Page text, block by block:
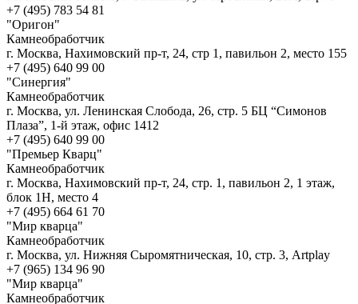
+7 (495) 783 54 81
"Оригон"
Камнеобработчик
г. Москва, Нахимовский пр-т, 24, стр 1, павильон 2, место 155
+7 (495) 640 99 00
"Синергия"
Камнеобработчик
г. Москва, ул. Ленинская Слобода, 26, стр. 5 БЦ “Симонов
Плаза”, 1-й этаж, офис 1412
+7 (495) 640 99 00
"Премьер Кварц"
Камнеобработчик
г. Москва, Нахимовский пр-т, 24, стр. 1, павильон 2, 1 этаж,
блок 1Н, место 4
+7 (495) 664 61 70
"Мир кварца"
Камнеобработчик
г. Москва, ул. Нижняя Сыромятническая, 10, стр. 3, Artplay
+7 (965) 134 96 90
"Мир кварца"
Камнеобработчик